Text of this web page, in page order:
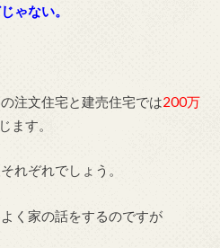
ゃない。
注文住宅と建売住宅では200万
ます。
れぞれでしょう。
く家の話をするのですが